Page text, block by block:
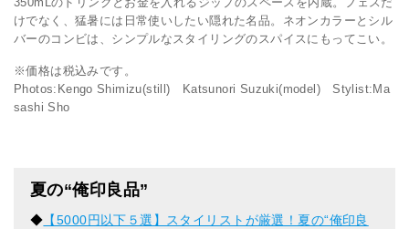
けでなく、猛暑には日常使いしたい隠れた名品。ネオンカラーとシル
バーのコンビは、シンプルなスタイリングのスパイスにもってこい。
※価格は税込みです。
Photos:Kengo Shimizu(still) Katsunori Suzuki(model) Stylist:Ma
sashi Sho
夏の“俺印良品”
◆ 【5000円以下５選】スタイリストが厳選！夏の“俺印良